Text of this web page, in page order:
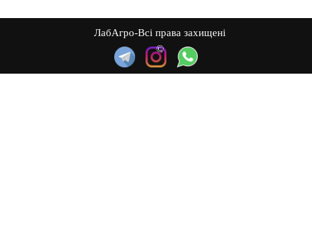
ЛабАгро-Всі права захищені
©